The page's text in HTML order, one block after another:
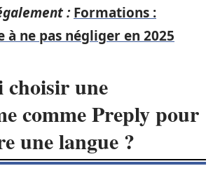
: Formations :
ne pas négliger en 2025
choisir une
comme Preply pour
une langue ?